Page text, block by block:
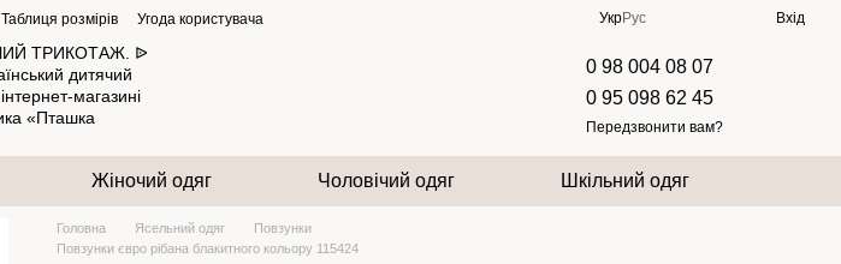
Таблиця розмірів Угода користувача УкрРус Вхід
0 98 004 08 07
0 95 098 62 45
Передзвонити вам?
Жіночий одяг Чоловічий одяг Шкільний одяг
Головна Ясельний одяг
Повзунки
Повзунки євро рібана блакитного кольору 115424